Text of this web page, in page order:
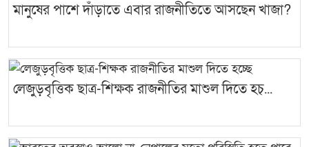
মানুষের পাশে দাঁড়াতে এবার রাজনীতিতে আসছেন খাজা?
লেজুড়বৃত্তিক ছাত্র-শিক্ষক রাজনীতির মাশুল দিতে হচ্...